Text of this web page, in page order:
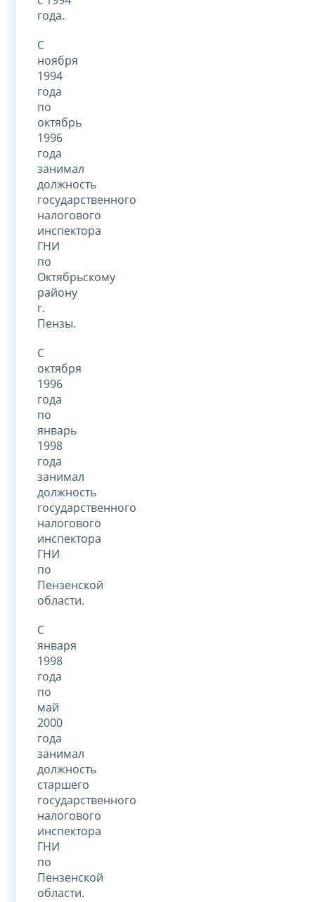
года.
С
ноября
1994
года
по
октябрь
1996
года
занимал
должность
государственного
налогового
инспектора
ГНИ
по
Октябрьскому
району
г.
Пензы.
С
октября
1996
года
по
январь
1998
года
занимал
должность
государственного
налогового
инспектора
ГНИ
по
Пензенской
области.
С
января
1998
года
по
май
2000
года
занимал
должность
старшего
государственного
налогового
инспектора
ГНИ
по
Пензенской
области.